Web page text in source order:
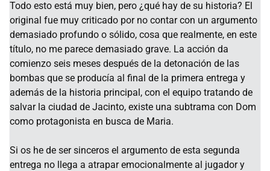
Todo esto está muy bien, pero ¿qué hay de su historia? El
original fue muy criticado por no contar con un argumento
demasiado profundo o sólido, cosa que realmente, en este
título, no me parece demasiado grave. La acción da
comienzo seis meses después de la detonación de las
bombas que se producía al final de la primera entrega y
además de la historia principal, con el equipo tratando de
salvar la ciudad de Jacinto, existe una subtrama con Dom
como protagonista en busca de Maria.
Si os he de ser sinceros el argumento de esta segunda
entrega no llega a atrapar emocionalmente al jugador y